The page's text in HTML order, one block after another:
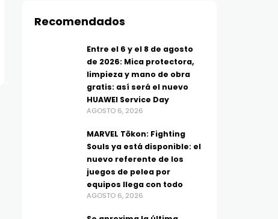
música suena diferente?
AGOSTO 5, 2026
Recomendados
Entre el 6 y el 8 de agosto
de 2026: Mica protectora,
limpieza y mano de obra
gratis: así será el nuevo
HUAWEI Service Day
AGOSTO 6, 2026
MARVEL Tōkon: Fighting
Souls ya está disponible: el
nuevo referente de los
juegos de pelea por
equipos llega con todo
AGOSTO 6, 2026